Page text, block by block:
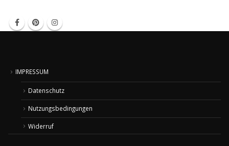
IMPRESSUM
Datenschutz
Nutzungsbedingungen
Widerruf